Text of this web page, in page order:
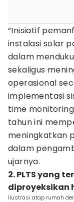
“Inisiatif
instalasi solar
dalam
sekaligus
operasional
implementasi
time
tahun ini
meningkatkan
dalam
ujarnya.
2. PLTS yang
diproyeksikan
Ilustrasi atap rumah